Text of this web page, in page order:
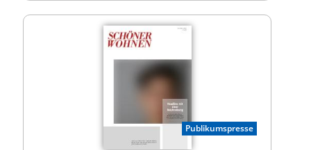
Publikumspresse